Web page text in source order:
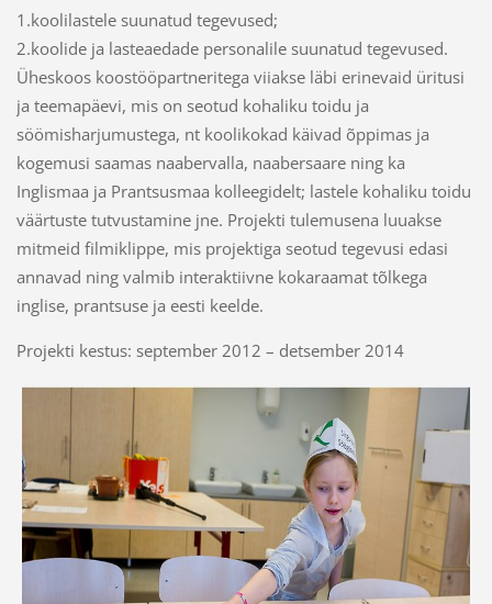
1.koolilastele suunatud tegevused;
2.koolide ja lasteaedade personalile suunatud tegevused.
Üheskoos koostööpartneritega viiakse läbi erinevaid üritusi
ja teemapäevi, mis on seotud kohaliku toidu ja
söömisharjumustega, nt koolikokad käivad õppimas ja
kogemusi saamas naabervalla, naabersaare ning ka
Inglismaa ja Prantsusmaa kolleegidelt; lastele kohaliku toidu
väärtuste tutvustamine jne. Projekti tulemusena luuakse
mitmeid filmiklippe, mis projektiga seotud tegevusi edasi
annavad ning valmib interaktiivne kokaraamat tõlkega
inglise, prantsuse ja eesti keelde.
Projekti kestus: september 2012 – detsember 2014